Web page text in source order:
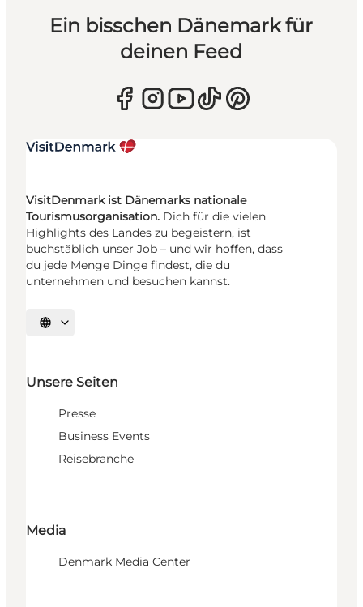
Ein bisschen Dänemark für
deinen Feed
VisitDenmark ist Dänemarks nationale
Tourismusorganisation. Dich für die vielen
Highlights des Landes zu begeistern, ist
buchstäblich unser Job – und wir hoffen, dass
du jede Menge Dinge findest, die du
unternehmen und besuchen kannst.
Sprache auswählen
Unsere Seiten
Presse
Business Events
Reisebranche
Media
Denmark Media Center